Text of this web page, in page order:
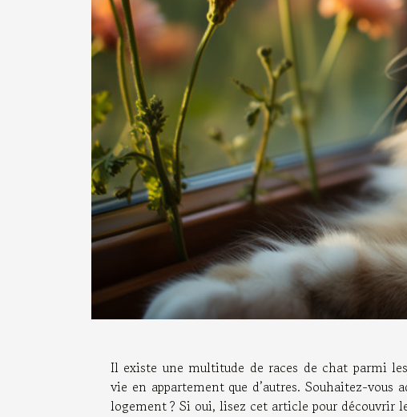
Il existe une multitude de races de chat parmi
vie en appartement que d’autres. Souhaitez-
logement ? Si oui, lisez cet article pour découvrir